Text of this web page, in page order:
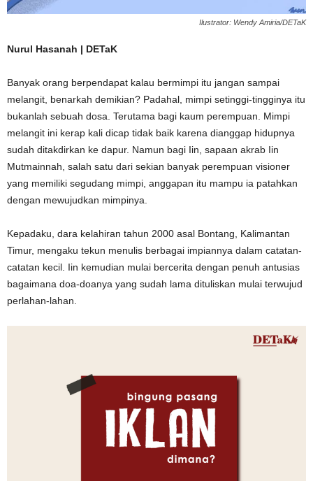
Ilustrator: Wendy Amiria/DETaK
Nurul Hasanah | DETaK
Banyak orang berpendapat kalau bermimpi itu jangan sampai
melangit, benarkah demikian? Padahal, mimpi setinggi-tingginya itu
bukanlah sebuah dosa. Terutama bagi kaum perempuan. Mimpi
melangit ini kerap kali dicap tidak baik karena dianggap hidupnya
sudah ditakdirkan ke dapur. Namun bagi Iin, sapaan akrab Iin
Mutmainnah, salah satu dari sekian banyak perempuan visioner
yang memiliki segudang mimpi, anggapan itu mampu ia patahkan
dengan mewujudkan mimpinya.
Kepadaku, dara kelahiran tahun 2000 asal Bontang, Kalimantan
Timur, mengaku tekun menulis berbagai impiannya dalam catatan-
catatan kecil. Iin kemudian mulai bercerita dengan penuh antusias
bagaimana doa-doanya yang sudah lama dituliskan mulai terwujud
perlahan-lahan.